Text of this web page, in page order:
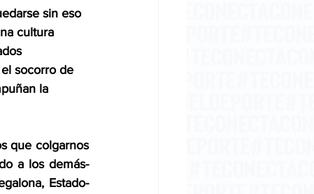
sin eso
cultura
socorro de
la
que colgarnos
a los demás-
Estado-